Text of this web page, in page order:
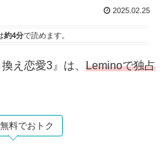
2025.02.25
約4分で読めます。
え恋愛3』は、 Leminoで独占
料でおトク